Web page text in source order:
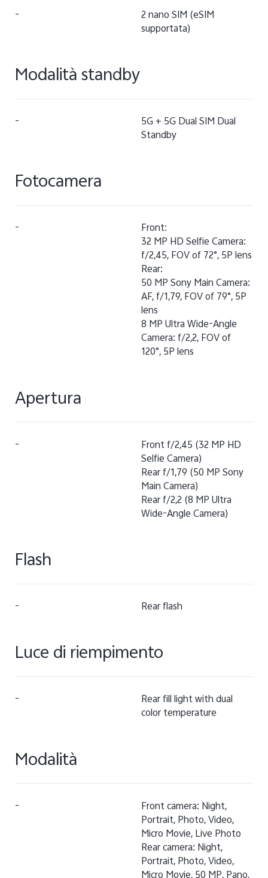
-
2 nano SIM (eSIM
supportata)
Modalità standby
-
5G + 5G Dual SIM Dual
Standby
Fotocamera
-
Front:
32 MP HD Selfie Camera:
f/2,45, FOV of 72°, 5P lens
Rear:
50 MP Sony Main Camera:
AF, f/1,79, FOV of 79°, 5P
lens
8 MP Ultra Wide-Angle
Camera: f/2,2, FOV of
120°, 5P lens
Apertura
-
Front f/2,45 (32 MP HD
Selfie Camera)
Rear f/1,79 (50 MP Sony
Main Camera)
Rear f/2,2 (8 MP Ultra
Wide-Angle Camera)
Flash
- Rear flash
Luce di riempimento
-
Rear fill light with dual
color temperature
Modalità
-
Front camera: Night,
Portrait, Photo, Video,
Micro Movie, Live Photo
Rear camera: Night,
Portrait, Photo, Video,